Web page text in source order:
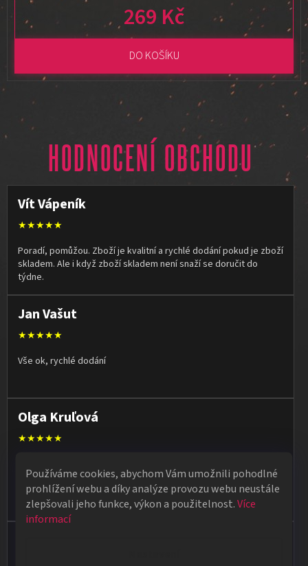
Používáme cookies, abychom Vám umožnili pohodlné
prohlížení webu a díky analýze provozu webu neustále
zlepšovali jeho funkce, výkon a použitelnost.Více
informací
269 Kč
Měrná cena:
DO KOŠÍKU
HODNOCENÍ OBCHODU
Vít Vápeník
★★★★★
Poradí, pomůžou. Zboží je kvalitní a rychlé dodání pokud je zboží
skladem. Ale i když zboží skladem není snaží se doručit do
týdne.
Jan Vašut
★★★★★
Vše ok, rychlé dodání
Olga Kruľová
★★★★★
perfektně, syn měl velký úspěch s kouzelnickým představením
na školní besídce. Objednávka dorazila po 4 dnech, takže
naprostá spokojenost.